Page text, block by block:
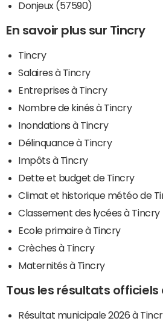
Donjeux (57590)
En savoir plus sur Tincry
Tincry
Salaires à Tincry
Entreprises à Tincry
Nombre de kinés à Tincry
Inondations à Tincry
Délinquance à Tincry
Impôts à Tincry
Dette et budget de Tincry
Climat et historique météo de
Classement des lycées à Tincry
Ecole primaire à Tincry
Crèches à Tincry
Maternités à Tincry
Tous les résultats officiels
Résultat municipale 2026 à